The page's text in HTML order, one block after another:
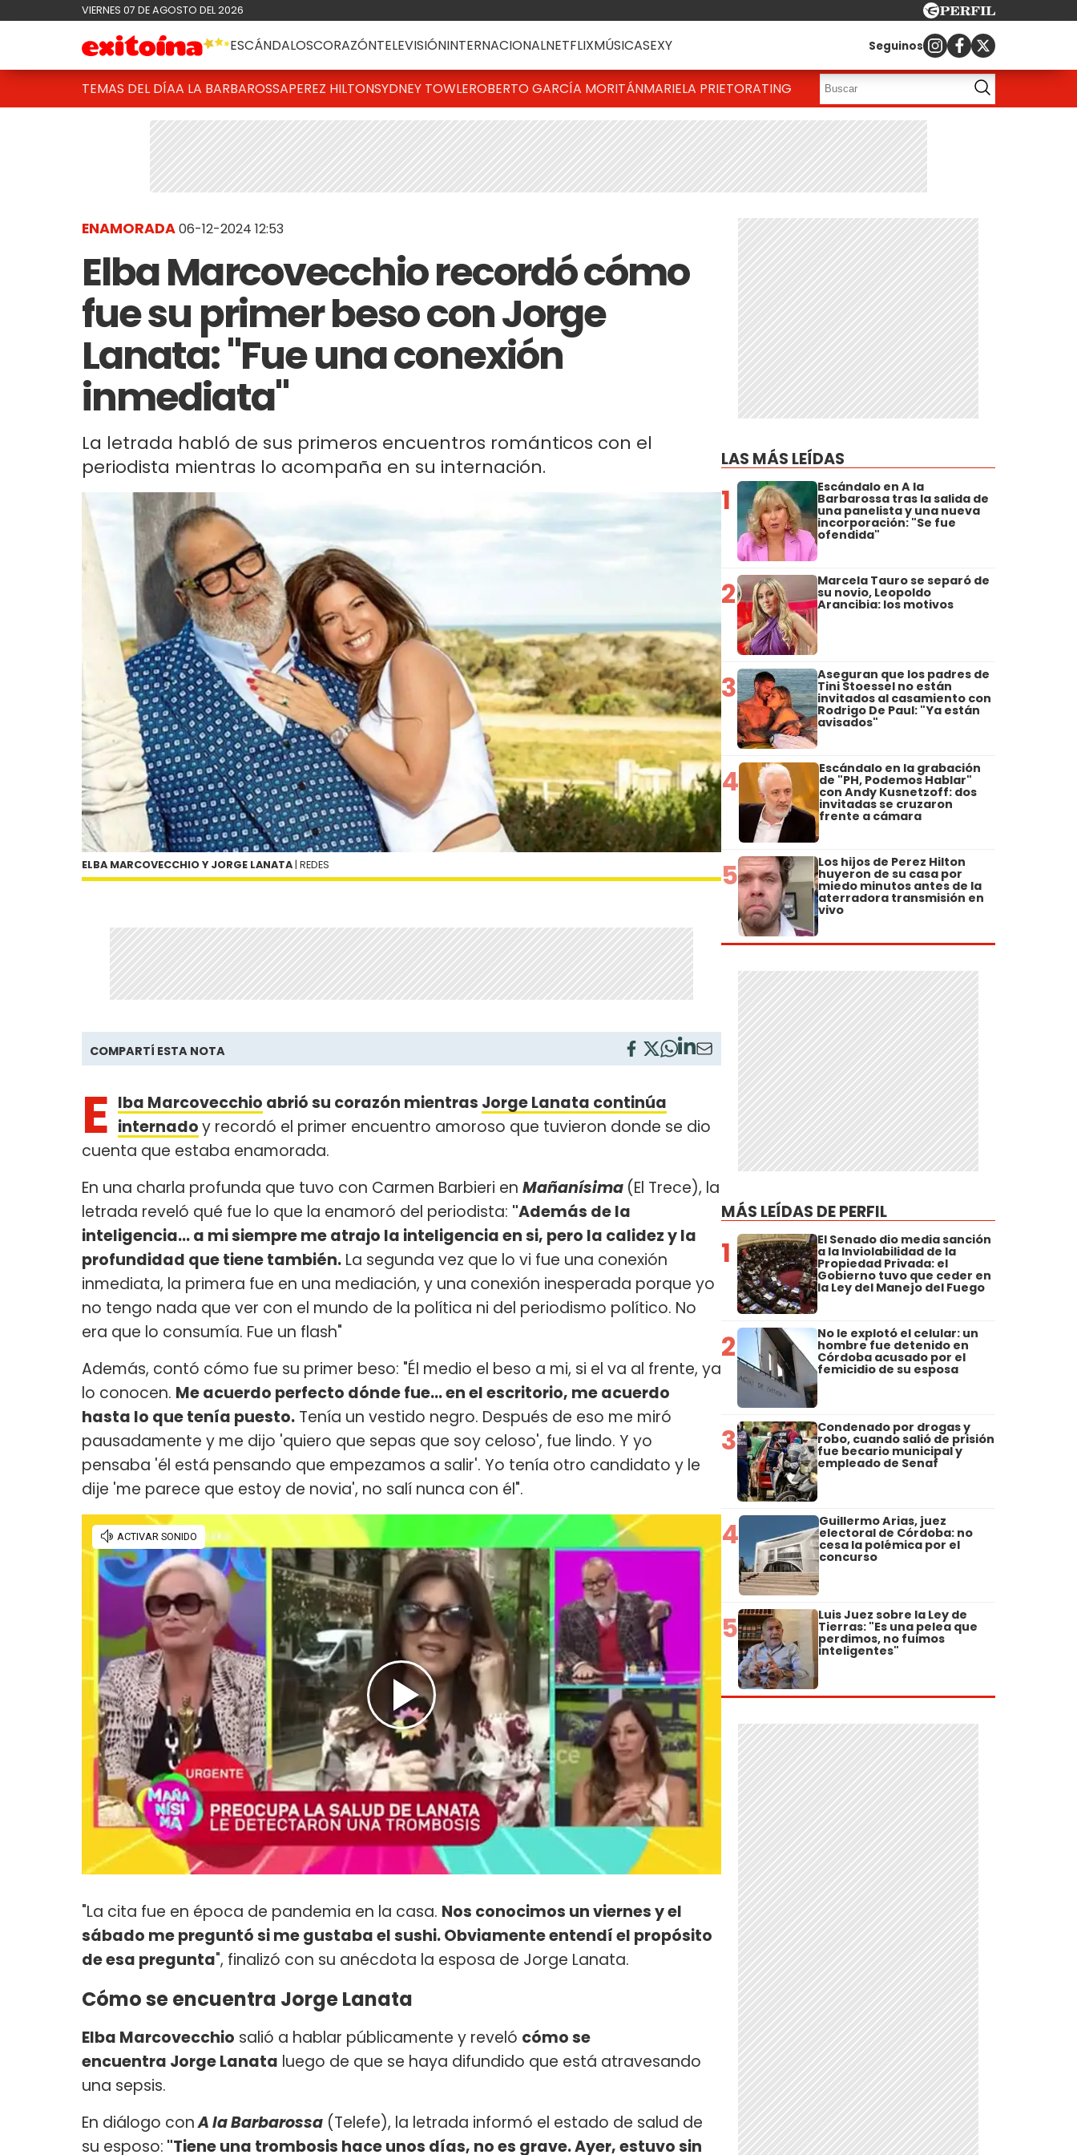
VIERNES 07 DE AGOSTO DEL 2026
ESCÁNDALOSCORAZÓNTELEVISIÓNINTERNACIONALNETFLIXMÚSICASEXY Seguinos
TEMAS DEL DÍAA LA BARBAROSSAPEREZ HILTONSYDNEY TOWLEROBERTO GARCÍA MORITÁNMARIELA PRIETORATING
ENAMORADA06-12-2024 12:53
Elba Marcovecchio recordó cómo
fue su primer beso con Jorge
Lanata: "Fue una conexión
inmediata"
La letrada habló de sus primeros encuentros románticos con el
periodista mientras lo acompaña en su internación.
ELBA MARCOVECCHIO Y JORGE LANATA | REDES
COMPARTÍ ESTA NOTA
E lba Marcovecchio abrió su corazón mientras Jorge Lanata continúa
internadoy recordó el primer encuentro amoroso que tuvieron donde se dio
cuenta que estaba enamorada.
En una charla profunda que tuvo con Carmen Barbieri en Mañanísima (El Trece), la
letrada reveló qué fue lo que la enamoró del periodista: "Además de la
inteligencia... a mi siempre me atrajo la inteligencia en si, pero la calidez y la
profundidad que tiene también. La segunda vez que lo vi fue una conexión
inmediata, la primera fue en una mediación, y una conexión inesperada porque yo
no tengo nada que ver con el mundo de la política ni del periodismo político. No
era que lo consumía. Fue un flash"
Además, contó cómo fue su primer beso: "Él medio el beso a mi, si el va al frente, ya
lo conocen. Me acuerdo perfecto dónde fue... en el escritorio, me acuerdo
hasta lo que tenía puesto. Tenía un vestido negro. Después de eso me miró
pausadamente y me dijo 'quiero que sepas que soy celoso', fue lindo. Y yo
pensaba 'él está pensando que empezamos a salir'. Yo tenía otro candidato y le
dije 'me parece que estoy de novia', no salí nunca con él".
"La cita fue en época de pandemia en la casa. Nos conocimos un viernes y el
sábado me preguntó si me gustaba el sushi. Obviamente entendí el propósito
de esa pregunta", finalizó con su anécdota la esposa de Jorge Lanata.
Cómo se encuentra Jorge Lanata
Elba Marcovecchio salió a hablar públicamente y reveló cómo se
encuentra Jorge Lanata luego de que se haya difundido que está atravesando
una sepsis.
En diálogo conA la Barbarossa (Telefe), la letrada informó el estado de salud de
su esposo: "Tiene una trombosis hace unos días, no es grave. Ayer, estuvo sin
LAS MÁS LEÍDAS
1 Escándalo en A la
Barbarossa tras la salida de
una panelista y una nueva
incorporación: "Se fue
ofendida"
2 Marcela Tauro se separó de
su novio, Leopoldo
Arancibia: los motivos
3 Aseguran que los padres de
Tini Stoessel no están
invitados al casamiento con
Rodrigo De Paul: "Ya están
avisados"
4 Escándalo en la grabación
de "PH, Podemos Hablar"
con Andy Kusnetzoff: dos
invitadas se cruzaron
frente a cámara
5 Los hijos de Perez Hilton
huyeron de su casa por
miedo minutos antes de la
aterradora transmisión en
vivo
MÁS LEÍDAS DE PERFIL
1 El Senado dio media sanción
a la Inviolabilidad de la
Propiedad Privada: el
Gobierno tuvo que ceder en
la Ley del Manejo del Fuego
2 No le explotó el celular: un
hombre fue detenido en
Córdoba acusado por el
femicidio de su esposa
3 Condenado por drogas y
robo, cuando salió de prisión
fue becario municipal y
empleado de Senaf
4 Guillermo Arias, juez
electoral de Córdoba: no
cesa la polémica por el
concurso
5 Luis Juez sobre la Ley de
Tierras: "Es una pelea que
perdimos, no fuimos
inteligentes"